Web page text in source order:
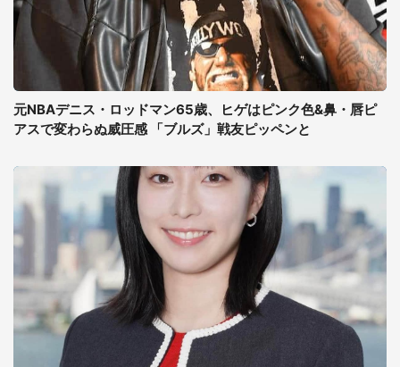
元NBAデニス・ロッドマン65歳、ヒゲはピンク色&鼻・唇ピ
アスで変わらぬ威圧感 「ブルズ」戦友ピッペンと